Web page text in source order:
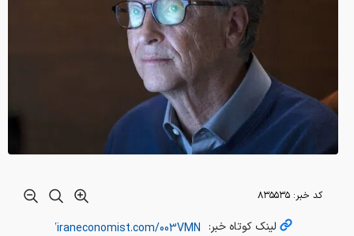
کد خبر: ۸۳۵۵۳۵
لینک کوتاه خبر: